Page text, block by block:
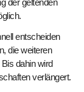
der geltenden
entscheiden
die weiteren
dahin wird
verlängert.